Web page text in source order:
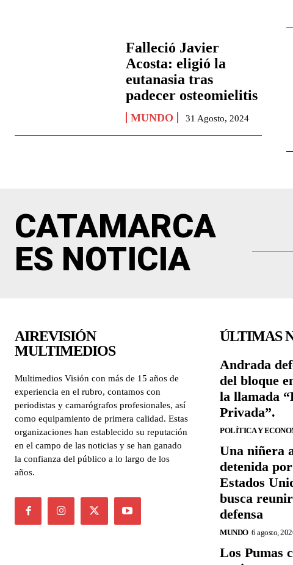
Falleció Javier
Acosta: eligió la
eutanasia tras
padecer osteomielitis
MUNDO 31 Agosto, 2024
CATAMARCA
ES NOTICIA
AIREVISIÓN
MULTIMEDIOS
Multimedios Visión con más de 15 años de
experiencia en el rubro, contamos con
periodistas y camarógrafos profesionales, así
como equipamiento de primera calidad. Estas
organizaciones han establecido su reputación
en el campo de las noticias y se han ganado
la confianza del público a lo largo de los
años.
ÚLTIMAS
Andrada
del bloque
la llamada
Privada”.
POLÍTICA Y
Una niñera
detenida
Estados
busca
defensa
MUNDO 6 agosto,
Los Pumas